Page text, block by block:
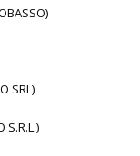
SRL)
S.R.L.)